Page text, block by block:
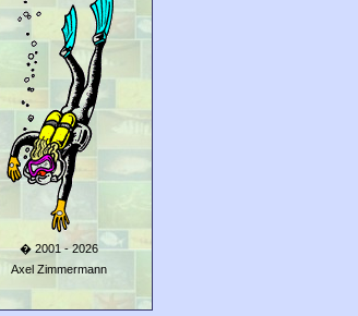
� 2001 - 2026
Axel Zimmermann